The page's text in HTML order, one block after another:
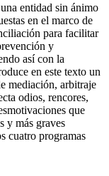
entidad sin ánimo
en el marco de
para facilitar
y
así con la
en este texto un
mediación, arbitraje
odios, rencores,
que
y más graves
cuatro programas